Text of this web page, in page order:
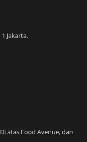
Jakarta.
atas Food Avenue, dan